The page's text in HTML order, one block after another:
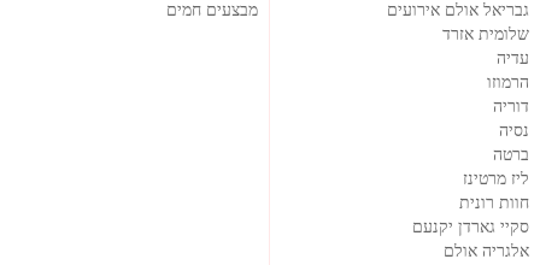
גבריאל אולם אירועים
שלומית אזרד
עדיה
הרמוזו
דוריה
נסיה
ברטה
ליז מרטינז
חוות רונית
סקיי גארדן יקנעם
אלגריה אולם
מבצעים חמים